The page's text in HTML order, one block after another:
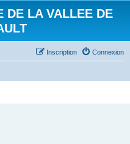
DE LA VALLEE DE
Connexion
Inscription